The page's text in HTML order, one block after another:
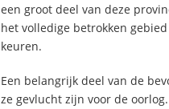
een groot deel van deze
het volledige betrokken
keuren.
Een belangrijk deel van de
ze gevlucht zijn voor de